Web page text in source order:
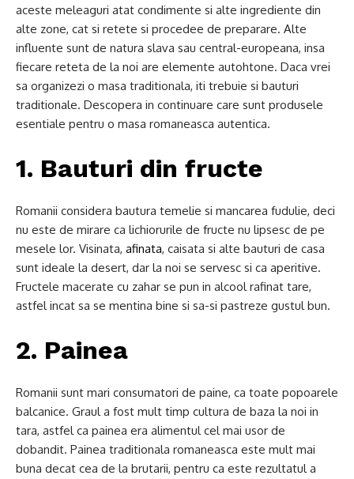
aceste meleaguri atat condimente si alte ingrediente din
alte zone, cat si retete si procedee de preparare. Alte
influente sunt de natura slava sau central-europeana, insa
fiecare reteta de la noi are elemente autohtone. Daca vrei
sa organizezi o masa traditionala, iti trebuie si bauturi
traditionale. Descopera in continuare care sunt produsele
esentiale pentru o masa romaneasca autentica.
1. Bauturi din fructe
Romanii considera bautura temelie si mancarea fudulie, deci
nu este de mirare ca lichiorurile de fructe nu lipsesc de pe
mesele lor. Visinata, afinata, caisata si alte bauturi de casa
sunt ideale la desert, dar la noi se servesc si ca aperitive.
Fructele macerate cu zahar se pun in alcool rafinat tare,
astfel incat sa se mentina bine si sa-si pastreze gustul bun.
2. Painea
Romanii sunt mari consumatori de paine, ca toate popoarele
balcanice. Graul a fost mult timp cultura de baza la noi in
tara, astfel ca painea era alimentul cel mai usor de
dobandit. Painea traditionala romaneasca este mult mai
buna decat cea de la brutarii, pentru ca este rezultatul a